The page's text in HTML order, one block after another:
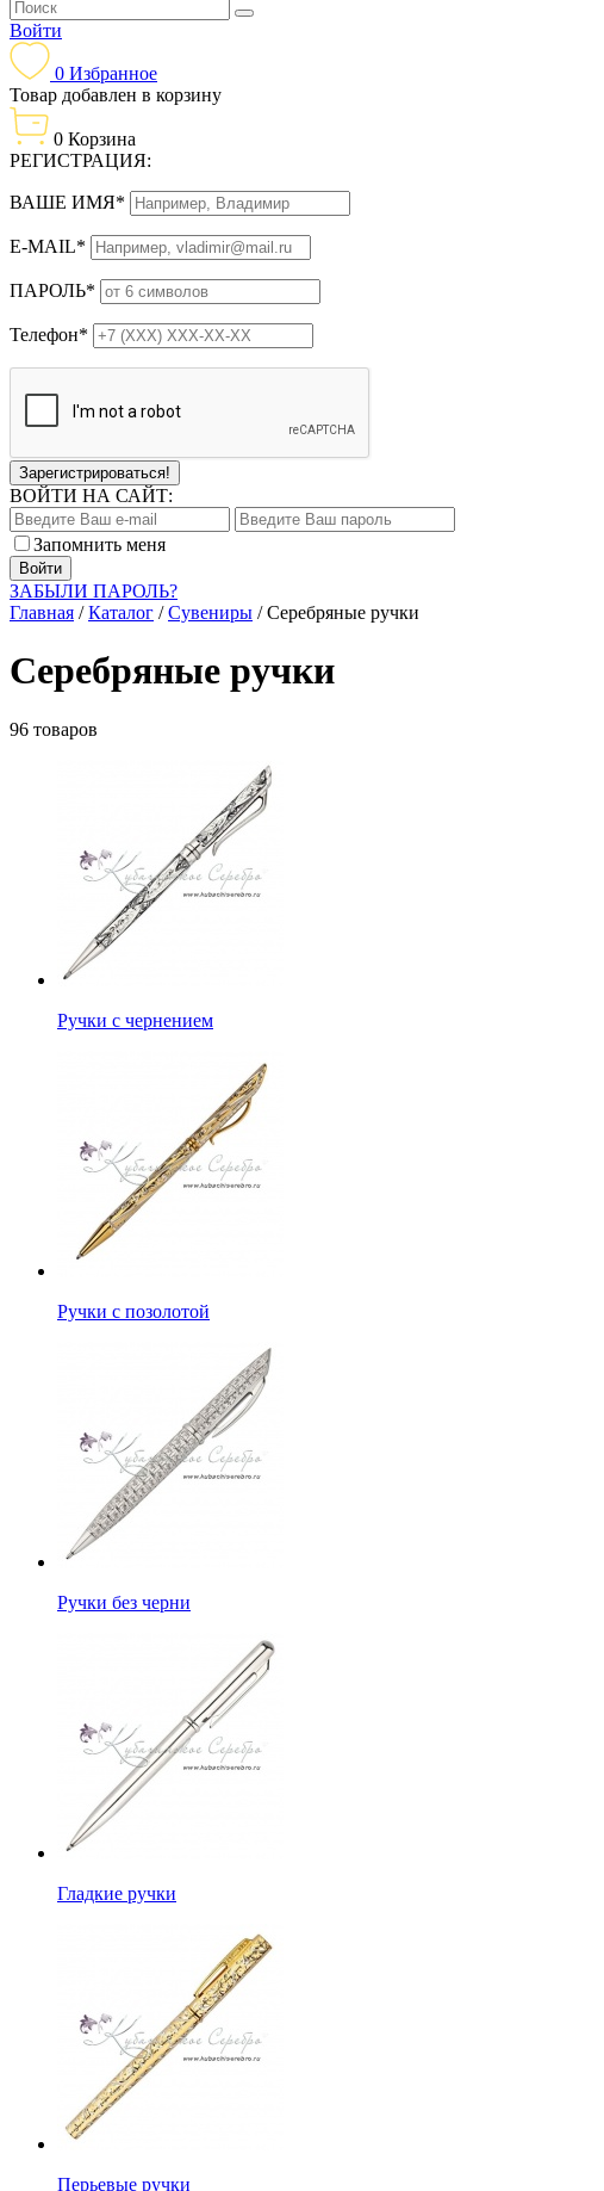
Войти
0 Избранное
Товар добавлен в корзину
0 Корзина
РЕГИСТРАЦИЯ:
ВАШЕ ИМЯ*
E-MAIL*
ПАРОЛЬ*
Телефон*
Зарегистрироваться!
ВОЙТИ НА САЙТ:
Запомнить меня
ЗАБЫЛИ ПАРОЛЬ?
Главная /Каталог /Сувениры /Серебряные ручки
Серебряные ручки
96 товаров
Ручки с чернением
Ручки с позолотой
Ручки без черни
Гладкие ручки
Перьевые ручки